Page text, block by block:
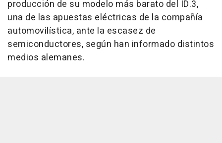
producción de su modelo más barato del ID.3,
una de las apuestas eléctricas de la compañía
automovilística, ante la escasez de
semiconductores, según han informado distintos
medios alemanes.